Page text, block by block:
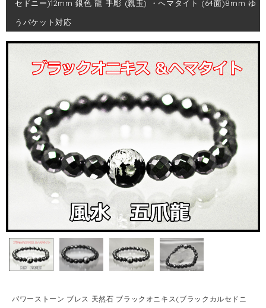
セドニー)12mm 銀色 龍 手彫 (親玉) ・ヘマタイト (64面)8mm ゆ
うパケット対応
パワーストーン ブレス 天然石 ブラックオニキス(ブラックカルセドニ